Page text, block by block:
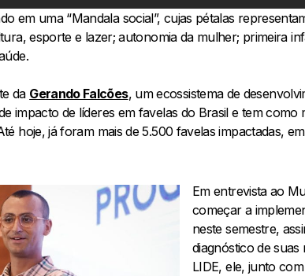
em uma “Mandala social”, cujas pétalas
esporte e lazer; autonomia da mulher; primeira
da Gerando Falcões, um ecossistema de
impacto de líderes em favelas do Brasil e tem
hoje, já foram mais de 5.500 favelas impactadas,
Em entrevista ao
começar a
neste semestre,
diagnóstico de
LIDE, ele, junto